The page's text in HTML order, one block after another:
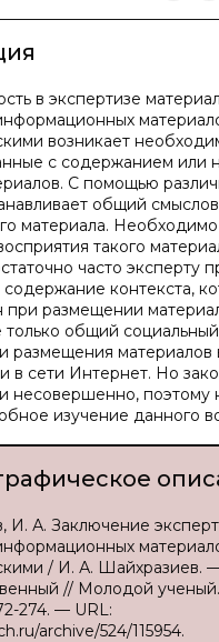
в экспертизе
возникает
с содержанием или
С помощью
общий
материала.
такого
часто эксперту
содержание контекста,
при размещении
только общий
размещения материалов
в сети Интернет. Но
несовершенно, поэтому
изучение данного
И. А. Заключение
/ И. А. Шайхразиев.
// Молодой
274. — URL:
archive/524/115954.